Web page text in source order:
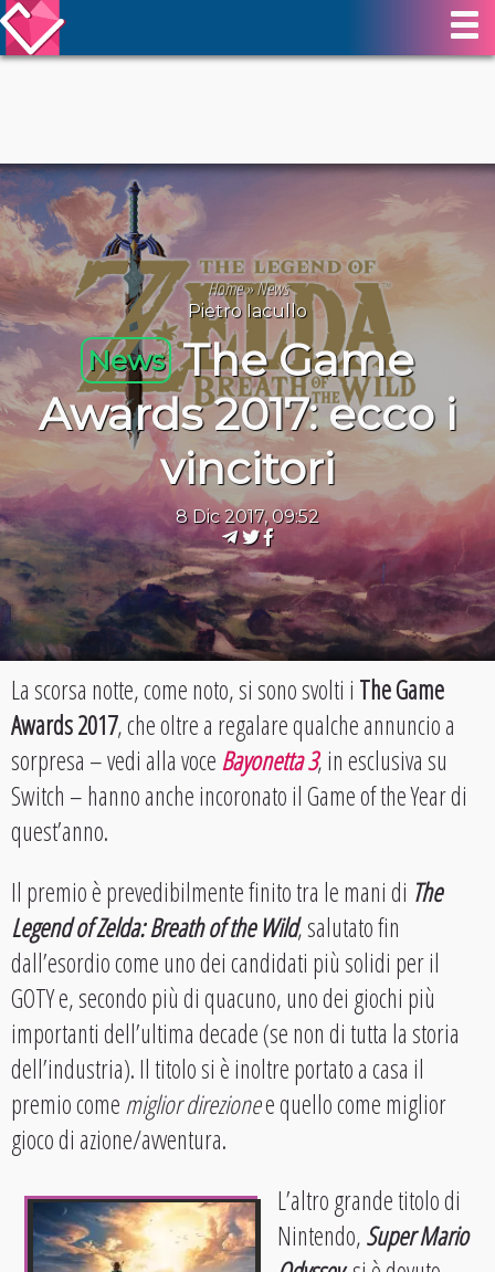
Home»News
Pietro Iacullo
News The Game
Awards 2017: ecco i
vincitori
8 Dic 2017, 09:52
La scorsa notte, come noto, si sono svolti i The Game
Awards 2017, che oltre a regalare qualche annuncio a
sorpresa – vedi alla voceBayonetta 3, in esclusiva su
Switch – hanno anche incoronato il Game of the Year di
quest’anno.
Il premio è prevedibilmente finito tra le mani di The
Legend of Zelda: Breath of the Wild, salutato fin
dall’esordio come uno dei candidati più solidi per il
GOTY e, secondo più di quacuno, uno dei giochi più
importanti dell’ultima decade (se non di tutta la storia
dell’industria). Il titolo si è inoltre portato a casa il
premio comemiglior direzionee quello come miglior
gioco di azione/avventura.
L’altro grande titolo di
Nintendo,Super Mario